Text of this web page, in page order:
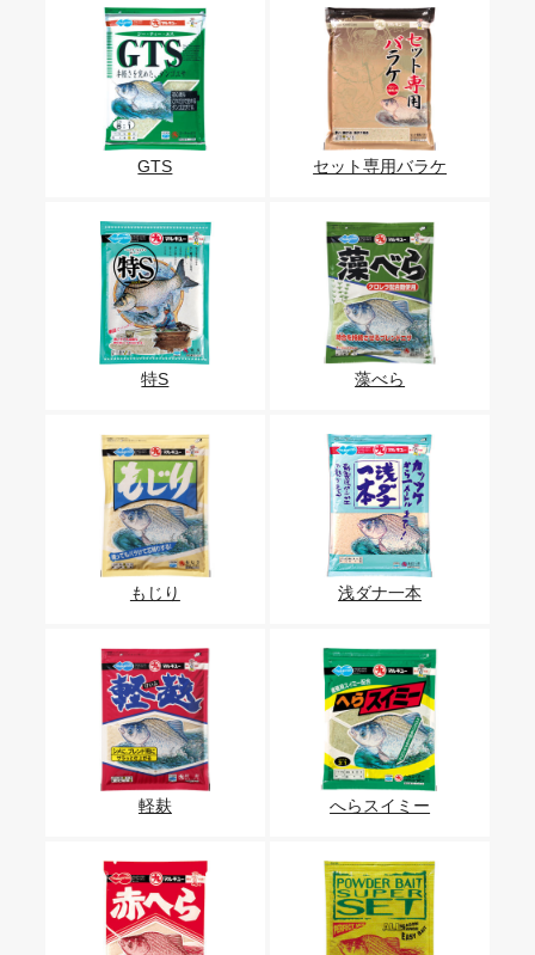
GTS セット専用バラケ
特S 藻べら
もじり 浅ダナ一本
軽麸 へらスイミー